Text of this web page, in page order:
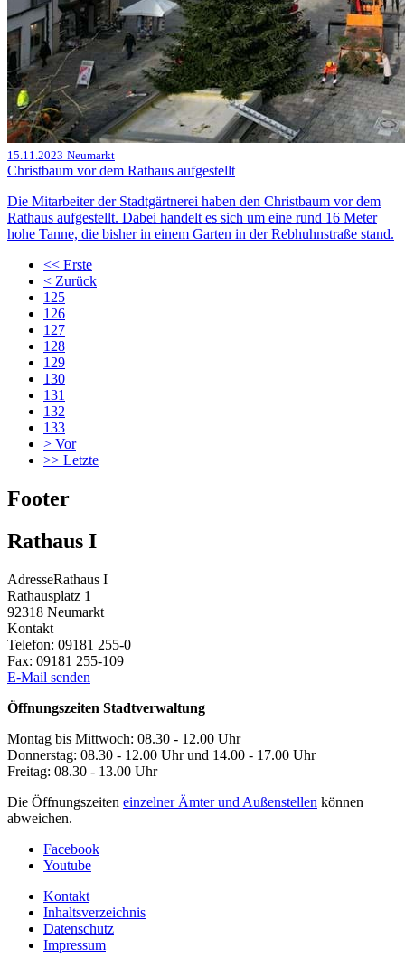
15.11.2023 Neumarkt
Christbaum vor dem Rathaus aufgestellt
Die Mitarbeiter der Stadtgärtnerei haben den Christbaum vor dem
Rathaus aufgestellt. Dabei handelt es sich um eine rund 16 Meter
hohe Tanne, die bisher in einem Garten in der Rebhuhnstraße stand.
<< Erste
< Zurück
125
126
127
128
129
130
131
132
133
> Vor
>> Letzte
Footer
Rathaus I
AdresseRathaus I
Rathausplatz 1
92318 Neumarkt
Kontakt
Telefon: 09181 255-0
Fax: 09181 255-109
E-Mail senden
Öffnungszeiten Stadtverwaltung
Montag bis Mittwoch: 08.30 - 12.00 Uhr
Donnerstag: 08.30 - 12.00 Uhr und 14.00 - 17.00 Uhr
Freitag: 08.30 - 13.00 Uhr
Die Öffnungszeiten einzelner Ämter und Außenstellen können
abweichen.
Facebook
Youtube
Kontakt
Inhaltsverzeichnis
Datenschutz
Impressum